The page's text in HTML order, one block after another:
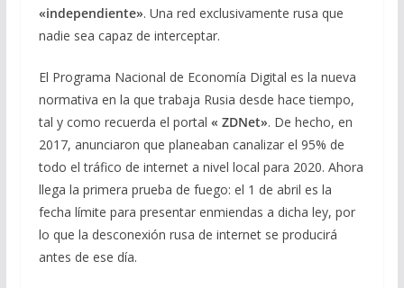
«independiente». Una red exclusivamente rusa que
nadie sea capaz de interceptar.
El Programa Nacional de Economía Digital es la nueva
normativa en la que trabaja Rusia desde hace tiempo,
tal y como recuerda el portal « ZDNet». De hecho, en
2017, anunciaron que planeaban canalizar el 95% de
todo el tráfico de internet a nivel local para 2020. Ahora
llega la primera prueba de fuego: el 1 de abril es la
fecha límite para presentar enmiendas a dicha ley, por
lo que la desconexión rusa de internet se producirá
antes de ese día.